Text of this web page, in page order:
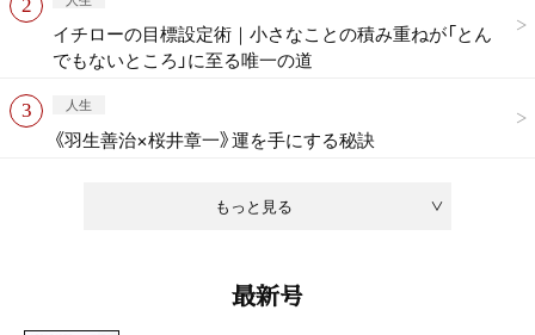
もっと見る
イチローの目標設定術｜小さなことの積み重ねが「とん
でもないところ」に至る唯一の道
人生
《羽生善治×桜井章一》運を手にする秘訣
最新号